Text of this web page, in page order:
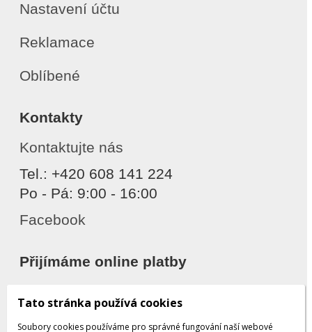
Nastavení účtu
Reklamace
Oblíbené
Kontakty
Kontaktujte nás
Tel.: +420 608 141 224
Po - Pá: 9:00 - 16:00
Facebook
Přijímáme online platby
Tato stránka používá cookies
Soubory cookies používáme pro správné fungování naší webové